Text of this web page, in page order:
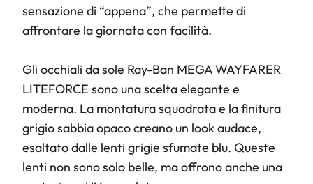
sensazione di “appena”, che permette di
affrontare la giornata con facilità.
Gli occhiali da sole Ray-Ban MEGA WAYFARER
LITEFORCE sono una scelta elegante e
moderna. La montatura squadrata e la finitura
grigio sabbia opaco creano un look audace,
esaltato dalle lenti grigie sfumate blu. Queste
lenti non sono solo belle, ma offrono anche una